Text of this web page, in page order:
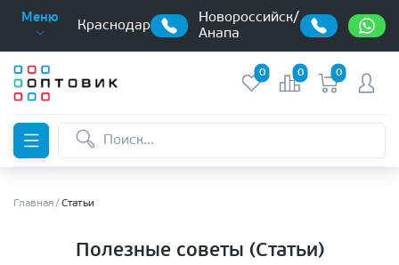
Меню
Краснодар
Новороссийск/
Анапа
0 0 0
Главная Статьи
Полезные советы (Статьи)